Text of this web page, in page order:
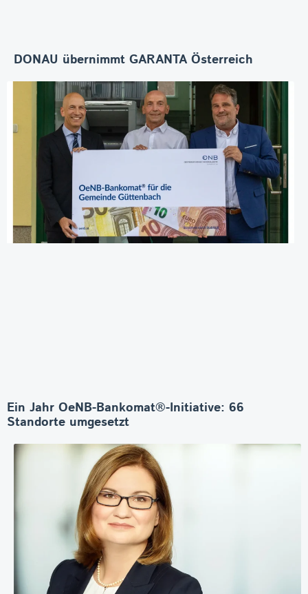
DONAU übernimmt GARANTA Österreich
Ein Jahr OeNB-Bankomat®-Initiative: 66
Standorte umgesetzt